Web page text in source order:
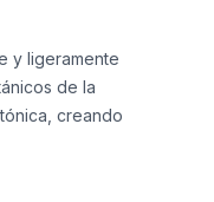
y ligeramente
de la
creando